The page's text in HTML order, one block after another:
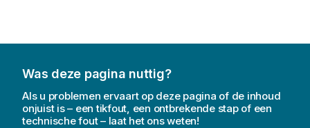
Was deze pagina nuttig?
Als u problemen ervaart op deze pagina of de inhoud
onjuist is – een tikfout, een ontbrekende stap of een
technische fout – laat het ons weten!